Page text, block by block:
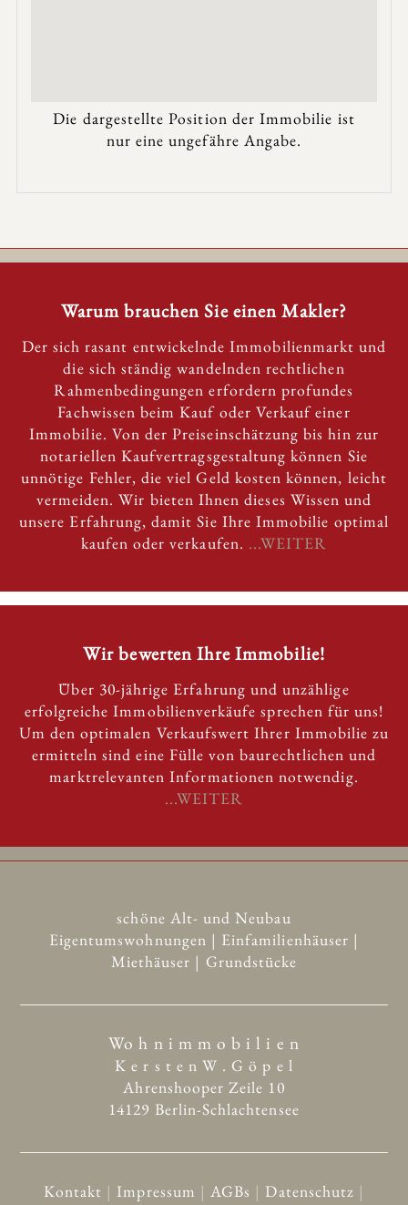
Die dargestellte Position der Immobilie ist
nur eine ungefähre Angabe.
Warum brauchen Sie einen Makler?
Der sich rasant entwickelnde Immobilienmarkt und
die sich ständig wandelnden rechtlichen
Rahmenbedingungen erfordern profundes
Fachwissen beim Kauf oder Verkauf einer
Immobilie. Von der Preiseinschätzung bis hin zur
notariellen Kaufvertragsgestaltung können Sie
unnötige Fehler, die viel Geld kosten können, leicht
vermeiden. Wir bieten Ihnen dieses Wissen und
unsere Erfahrung, damit Sie Ihre Immobilie optimal
kaufen oder verkaufen. ...WEITER
Wir bewerten Ihre Immobilie!
Über 30-jährige Erfahrung und unzählige
erfolgreiche Immobilienverkäufe sprechen für uns!
Um den optimalen Verkaufswert Ihrer Immobilie zu
ermitteln sind eine Fülle von baurechtlichen und
marktrelevanten Informationen notwendig.
...WEITER
schöne Alt- und Neubau
Eigentumswohnungen | Einfamilienhäuser |
Miethäuser | Grundstücke
Wo h n i m m o b i l i e n
K e r s t e n W . G ö p e l
Ahrenshooper Zeile 10
14129 Berlin-Schlachtensee
Kontakt |Impressum | AGBs | Datenschutz |